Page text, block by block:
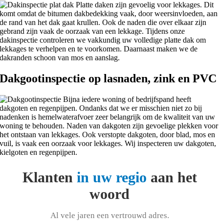
Platte daken zijn gevoelig voor lekkages. Dit
komt omdat de bitumen dakbedekking vaak, door weersinvloeden, aan
de rand van het dak gaat krullen. Ook de naden die over elkaar zijn
gebrand zijn vaak de oorzaak van een lekkage. Tijdens onze
dakinspectie controleren we vakkundig uw volledige platte dak om
lekkages te verhelpen en te voorkomen. Daarnaast maken we de
dakranden schoon van mos en aanslag.
Dakgootinspectie op lasnaden, zink en PVC
Bijna iedere woning of bedrijfspand heeft
dakgoten en regenpijpen. Ondanks dat we er misschien niet zo bij
nadenken is hemelwaterafvoer zeer belangrijk om de kwaliteit van uw
woning te behouden. Naden van dakgoten zijn gevoelige plekken voor
het ontstaan van lekkages. Ook verstopte dakgoten, door blad, mos en
vuil, is vaak een oorzaak voor lekkages. Wij inspecteren uw dakgoten,
kielgoten en regenpijpen.
Klanten in uw regio aan het
woord
Al vele jaren een vertrouwd adres.